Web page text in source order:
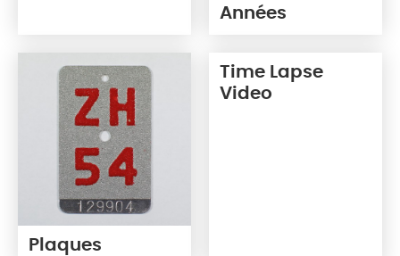
Années
Plaques
Time Lapse
Video